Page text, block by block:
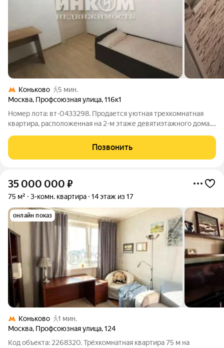
Коньково
5 мин.
Москва, Профсоюзная улица,116к1
Номер лота: вт-0433298. Продается уютная трехкомнатная
квартира, расположенная на 2-м этаже девятиэтажного дома.
в зелени, что обеспечит спокойную и комфортную атмосферу
для проживания. В
Позвонить
35 000 000 ₽
75 м² 3-комн. квартира 14 этаж из 17
онлайн показ
Коньково
1 мин.
Москва, Профсоюзная улица,124
Код объекта: 2268320. Трёхкомнатная квартира 75 м на